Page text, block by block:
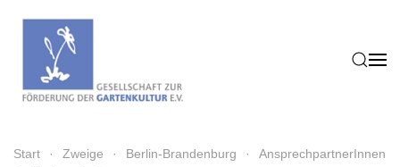
Zum Hauptinhalt springen
Start Zweige Berlin-Brandenburg
AnsprechpartnerInnen